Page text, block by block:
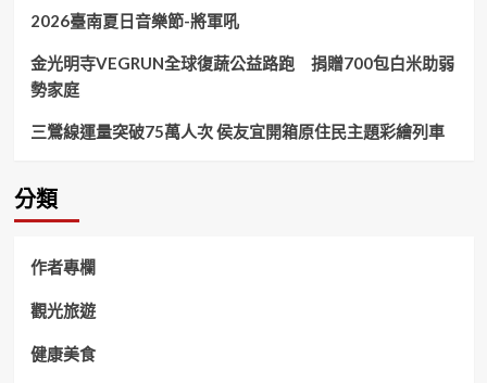
2026臺南夏日音樂節-將軍吼
金光明寺VEGRUN全球復蔬公益路跑 捐贈700包白米助弱
勢家庭
三鶯線運量突破75萬人次 侯友宜開箱原住民主題彩繪列車
分類
作者專欄
觀光旅遊
健康美食